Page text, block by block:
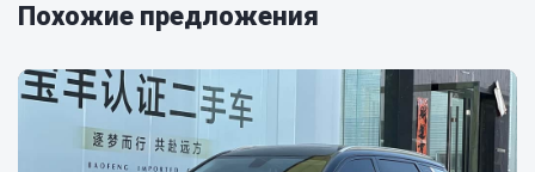
Похожие предложения